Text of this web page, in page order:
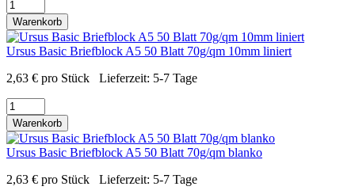
Warenkorb
Ursus Basic Briefblock A5 50 Blatt 70g/qm 10mm liniert
2,63 € pro Stück Lieferzeit: 5-7 Tage
Warenkorb
Ursus Basic Briefblock A5 50 Blatt 70g/qm blanko
2,63 € pro Stück Lieferzeit: 5-7 Tage